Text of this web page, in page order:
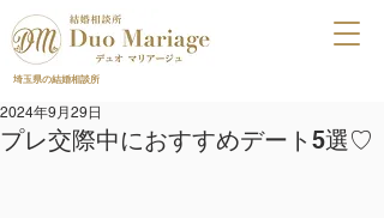
埼玉県の結婚相談所
プレ交際中におすすめデート5選♡
2024年9月29日